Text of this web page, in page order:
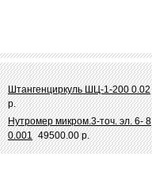
Штангенциркуль ШЦ-1-200 0.02
р.
Нутромер микром.3-точ. эл. 6- 8
0.001 49500.00 р.